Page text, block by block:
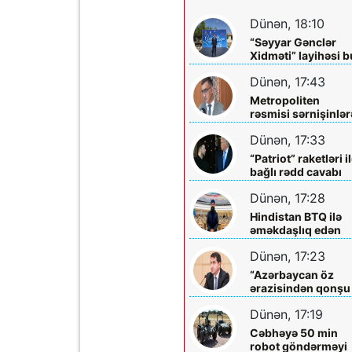
Dünən, 18:10
“Səyyar Gənclər
Xidməti” layihəsi
dəfə
Dünən, 17:43
Metropoliten
rəsmisi
çıxış yolu göstərdi
Dünən, 17:33
“Patriot” raketləri
bağlı rədd cavabı
aldı
Dünən, 17:28
Hindistan BTQ ilə
əməkdaşlıq edən
hüquq
təhdid edib
Dünən, 17:23
“Azərbaycan öz
ərazisindən qonşu
ölkəyə qarşı
olunmasına icazə
verməz”
Dünən, 17:19
Cəbhəyə 50 min
robot göndərməyi